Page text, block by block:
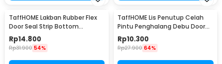
TaffHOME Lakban Rubber Flex
Door Seal Strip Bottom
Waterproof 45mmx5M - TP39
Rp14.800
Rp31.900 54%
TaffHOME Lis Penutup Celah
Pintu Penghalang Debu Door
Bottom Seal 1M - LQ7
Rp10.300
Rp27.900 64%